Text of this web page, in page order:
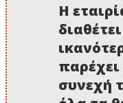
Η
συνεχή